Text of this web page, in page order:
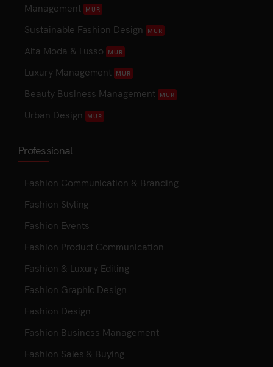
Management MUR
Sustainable Fashion Design MUR
Alta Moda & Lusso MUR
Luxury Management MUR
Beauty Business Management MUR
Urban Design MUR
Professional
Fashion Communication & Branding
Fashion Styling
Fashion Events
Fashion Product Communication
Fashion & Luxury Editing
Fashion Graphic Design
Fashion Design
Fashion Business Management
Fashion Sales & Buying